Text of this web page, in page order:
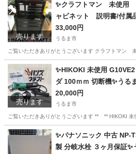
売ります
✨クラフトマン 未使用
ャビネット 説明書/付属
33,000円
うるま市
ご覧いただきありがとうございます クラフトマ
沖縄 うるま市 ツール
売ります
✨HIKOKI 未使用
ダ 100ｍｍ 切断機✨うる
20,000円
うるま市
ご覧いただきありがとうございます ** ** HIKOKI
沖縄 うるま市 その他
✨パナソニック 中古 NP-
製 分岐水栓 ３ヶ月保証✨